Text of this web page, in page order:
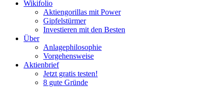
Wikifolio
Aktiengorillas mit Power
Gipfelstürmer
Investieren mit den Besten
Über
Anlagephilosophie
Vorgehensweise
Aktienbrief
Jetzt gratis testen!
8 gute Gründe